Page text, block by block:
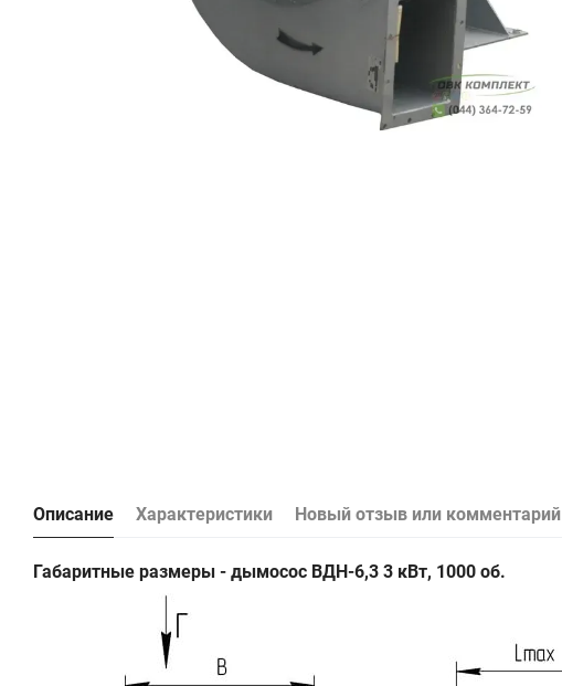
Описание Характеристики Новый отзыв или комментарий
Габаритные размеры - дымосос ВДН-6,3 3 кВт, 1000 об.